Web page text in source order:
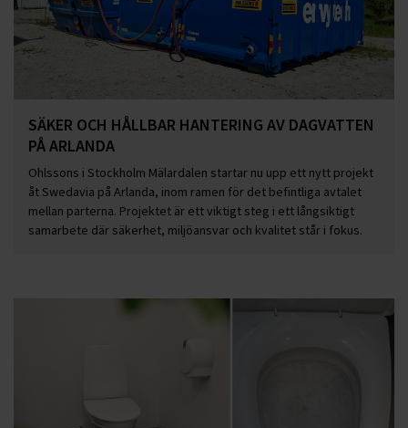
SÄKER OCH HÅLLBAR HANTERING AV DAGVATTEN
PÅ ARLANDA
Ohlssons i Stockholm Mälardalen startar nu upp ett nytt projekt
åt Swedavia på Arlanda, inom ramen för det befintliga avtalet
mellan parterna. Projektet är ett viktigt steg i ett långsiktigt
samarbete där säkerhet, miljöansvar och kvalitet står i fokus.